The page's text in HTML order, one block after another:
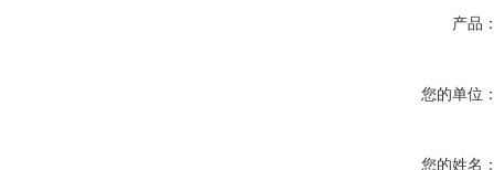
产品
您的单位
您的姓名